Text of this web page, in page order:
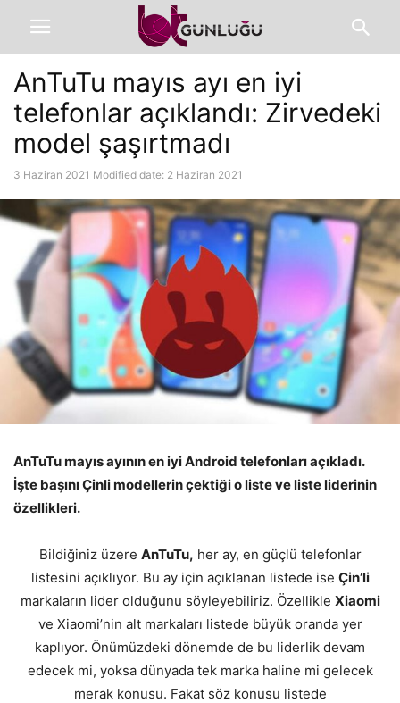
AnTuTu mayıs ayı en iyi
telefonlar açıklandı: Zirvedeki
model şaşırtmadı
3 Haziran 2021 Modified date: 2 Haziran 2021
AnTuTu mayıs ayının en iyi Android telefonları açıkladı.
İşte başını Çinli modellerin çektiği o liste ve liste liderinin
özellikleri.
Bildiğiniz üzere AnTuTu, her ay, en güçlü telefonlar
listesini açıklıyor. Bu ay için açıklanan listede ise Çin’li
markaların lider olduğunu söyleyebiliriz. Özellikle Xiaomi
ve Xiaomi’nin alt markaları listede büyük oranda yer
kaplıyor. Önümüzdeki dönemde de bu liderlik devam
edecek mi, yoksa dünyada tek marka haline mi gelecek
merak konusu. Fakat söz konusu listede